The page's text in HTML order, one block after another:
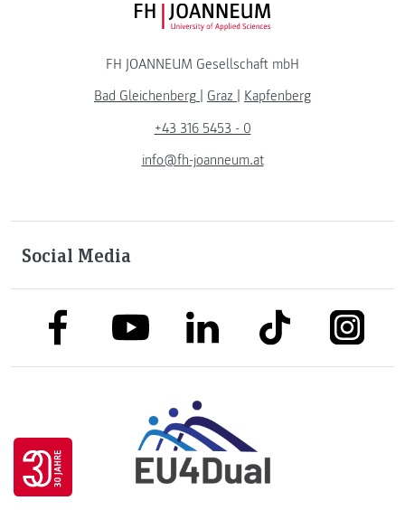
Go to 30 years FH JOANNEUM page
FH JOANNEUM Logo
FH JOANNEUM Gesellschaft mbH
Bad Gleichenberg
Graz
Kapfenberg
+43 316 5453 - 0
info@fh-joanneum.at
Social Media
link to facebooklink to youtubelink to linkedinlink to tiktok